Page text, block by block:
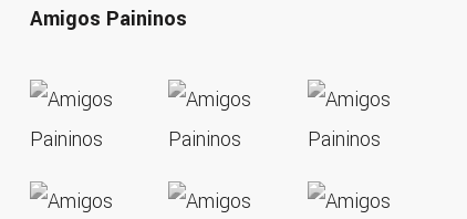
Amigos Paininos